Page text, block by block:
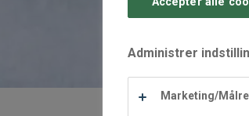
Administrer
Marketing/